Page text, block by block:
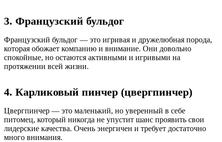
3. Французский бульдог
Французский бульдог — это игривая и дружелюбная порода,
которая обожает компанию и внимание. Они довольно
спокойные, но остаются активными и игривыми на
протяжении всей жизни.
4. Карликовый пинчер (цвергпинчер)
Цвергпинчер — это маленький, но уверенный в себе
питомец, который никогда не упустит шанс проявить свои
лидерские качества. Очень энергичен и требует достаточно
много внимания.